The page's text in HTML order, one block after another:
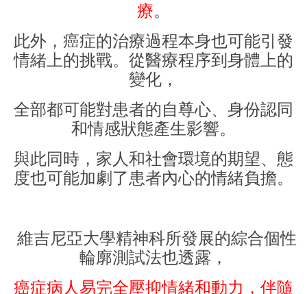
療。
此外，癌症的治療過程本身也可能引發
情緒上的挑戰。從醫療程序到身體上的
變化，
全部都可能對患者的自尊心、身份認同
和情感狀態產生影響。
與此同時，家人和社會環境的期望、態
度也可能加劇了患者內心的情緒負擔。
維吉尼亞大學精神科所發展的綜合個性
輪廓測試法也透露，
癌症病人易完全壓抑情緒和動力，伴隨